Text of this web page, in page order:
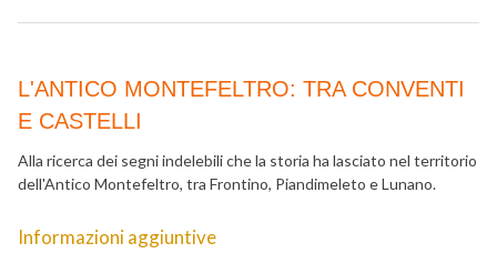
L'ANTICO MONTEFELTRO: TRA CONVENTI
E CASTELLI
Alla ricerca dei segni indelebili che la storia ha lasciato nel territorio
dell'Antico Montefeltro, tra Frontino, Piandimeleto e Lunano.
Informazioni aggiuntive